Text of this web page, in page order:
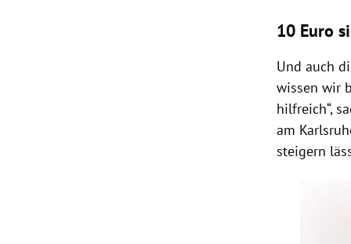
10 Euro
Und auch
wissen wir
hilfreich“,
am
steigern